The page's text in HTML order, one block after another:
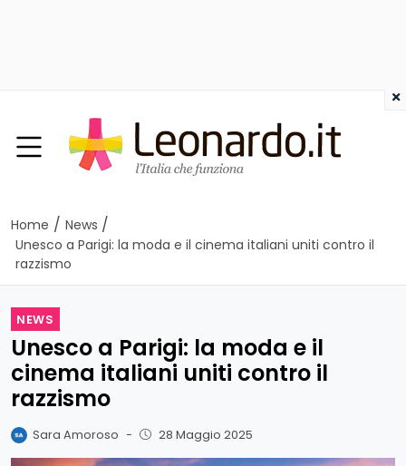
Home / News /
Unesco a Parigi: la moda e il cinema italiani uniti contro il
razzismo
NEWS
Unesco a Parigi: la moda e il
cinema italiani uniti contro il
razzismo
Sara Amoroso - 28 Maggio 2025
×